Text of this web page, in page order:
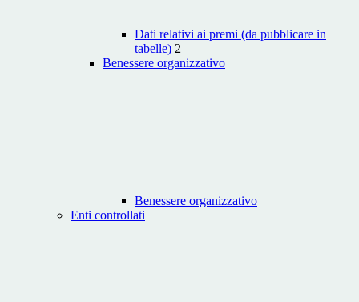
Dati relativi ai premi (da pubblicare in
tabelle) 2
Benessere organizzativo
Benessere organizzativo
Enti controllati